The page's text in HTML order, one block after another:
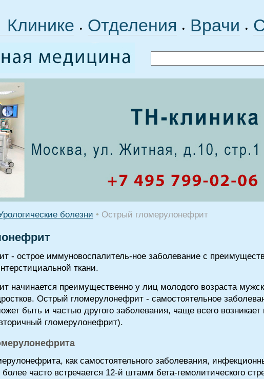
• Отделения • Врачи •
болезни • Острый гломерулонефрит
- острое иммуновоспалитель-ное заболевание с
ткани.
начинается преимущественно у лиц молодого возраста
Острый гломерулонефрит - самостоятельное
быть и частью другого заболевания, чаще всего
гломерулонефрит).
как самостоятельного заболевания,
часто встречается 12-й штамм бета-гемолитического